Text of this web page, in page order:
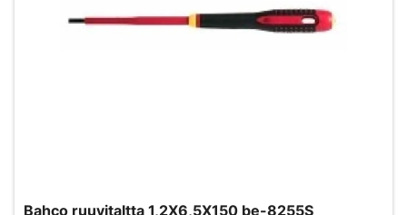
Bahco ruuvitaltta 1,2X6,5X150 be-8255S